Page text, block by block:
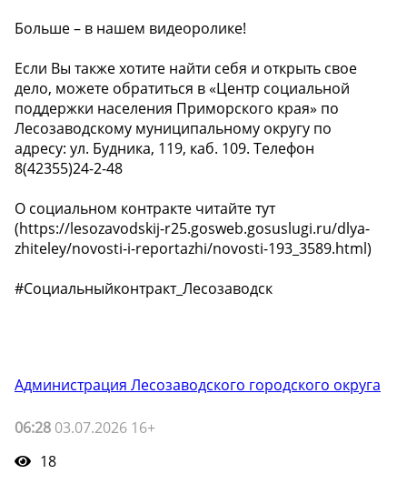
Больше – в нашем видеоролике!
Если Вы также хотите найти себя и открыть свое
дело, можете обратиться в «Центр социальной
поддержки населения Приморского края» по
Лесозаводскому муниципальному округу по
адресу: ул. Будника, 119, каб. 109. Телефон
8(42355)24-2-48
О социальном контракте читайте тут
(https://lesozavodskij-r25.gosweb.gosuslugi.ru/dlya-
zhiteley/novosti-i-reportazhi/novosti-193_3589.html)
#Социальныйконтракт_Лесозаводск
Администрация Лесозаводского городского округа
06:28 03.07.2026 16+
18